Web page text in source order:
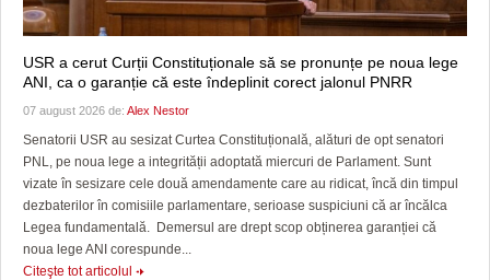
USR a cerut Curții Constituționale să se pronunțe pe noua lege
ANI, ca o garanție că este îndeplinit corect jalonul PNRR
07 august 2026 de: Alex Nestor
Senatorii USR au sesizat Curtea Constituțională, alături de opt senatori
PNL, pe noua lege a integrității adoptată miercuri de Parlament. Sunt
vizate în sesizare cele două amendamente care au ridicat, încă din timpul
dezbaterilor în comisiile parlamentare, serioase suspiciuni că ar încălca
Legea fundamentală. Demersul are drept scop obținerea garanției că
noua lege ANI corespunde...
Citeşte tot articolul